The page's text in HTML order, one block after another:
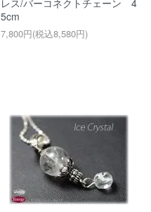
レス/バーコネクトチェーン 4
5cm
7,800円(税込8,580円)